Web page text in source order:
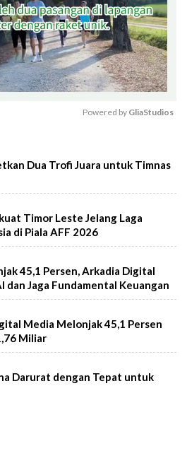
Powered by GliaStudios
Dua Trofi Juara untuk Timnas
Timor Leste Jelang Laga
di Piala AFF 2026
45,1 Persen, Arkadia Digital
dan Jaga Fundamental Keuangan
Media Melonjak 45,1 Persen
Miliar
Darurat dengan Tepat untuk